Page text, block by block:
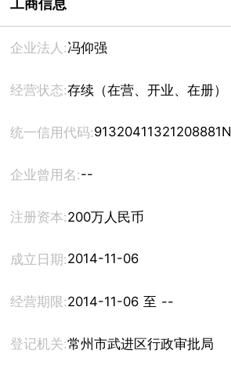
工商信息
企业法人:冯仰强
经营状态:存续（在营、开业、在册）
统一信用代码:91320411321208881N
企业曾用名:--
注册资本:200万人民币
成立日期:2014-11-06
经营期限: 2014-11-06 至 --
登记机关:常州市武进区行政审批局